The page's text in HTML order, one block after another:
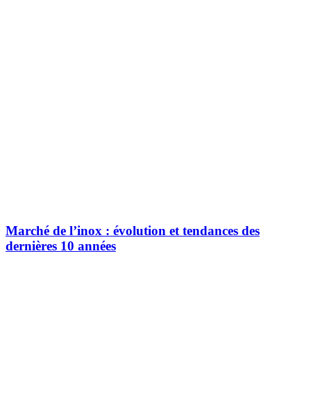
Marché de l’inox : évolution et tendances des
dernières 10 années